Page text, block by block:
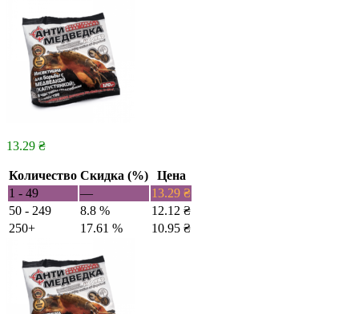
13.29 ₴
Количество Скидка (%)
Цена
1 - 49
— 13.29 ₴
50 - 249
8.8 % 12.12 ₴
250+
17.61 % 10.95 ₴